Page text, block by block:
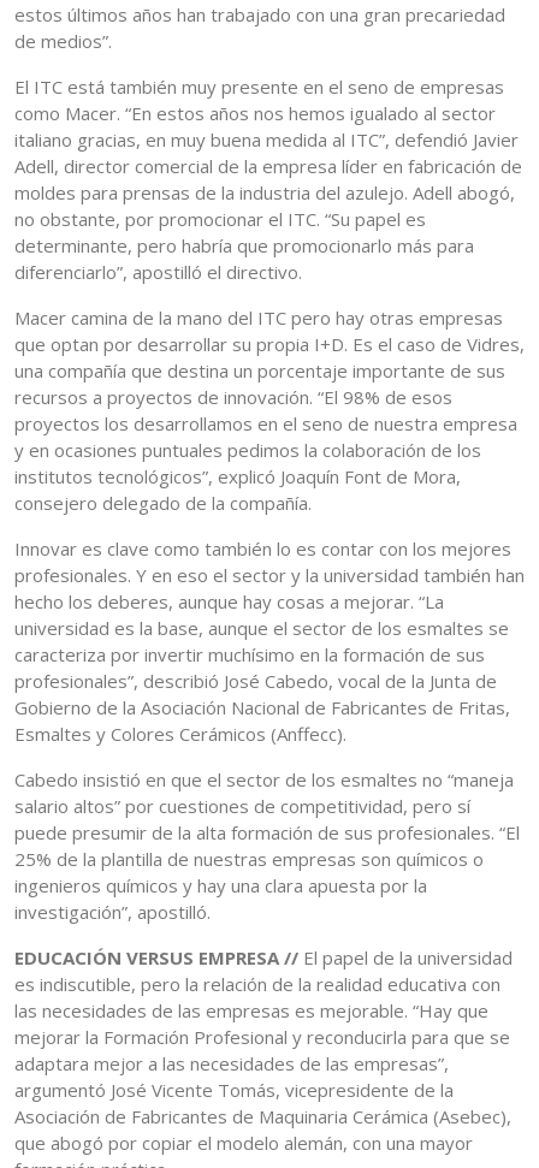
estos últimos años han trabajado con una gran precariedad
de medios”.
El ITC está también muy presente en el seno de empresas
como Macer. “En estos años nos hemos igualado al sector
italiano gracias, en muy buena medida al ITC”, defendió Javier
Adell, director comercial de la empresa líder en fabricación de
moldes para prensas de la industria del azulejo. Adell abogó,
no obstante, por promocionar el ITC. “Su papel es
determinante, pero habría que promocionarlo más para
diferenciarlo”, apostilló el directivo.
Macer camina de la mano del ITC pero hay otras empresas
que optan por desarrollar su propia I+D. Es el caso de Vidres,
una compañía que destina un porcentaje importante de sus
recursos a proyectos de innovación. “El 98% de esos
proyectos los desarrollamos en el seno de nuestra empresa
y en ocasiones puntuales pedimos la colaboración de los
institutos tecnológicos”, explicó Joaquín Font de Mora,
consejero delegado de la compañía.
Innovar es clave como también lo es contar con los mejores
profesionales. Y en eso el sector y la universidad también han
hecho los deberes, aunque hay cosas a mejorar. “La
universidad es la base, aunque el sector de los esmaltes se
caracteriza por invertir muchísimo en la formación de sus
profesionales”, describió José Cabedo, vocal de la Junta de
Gobierno de la Asociación Nacional de Fabricantes de Fritas,
Esmaltes y Colores Cerámicos (Anffecc).
Cabedo insistió en que el sector de los esmaltes no “maneja
salario altos” por cuestiones de competitividad, pero sí
puede presumir de la alta formación de sus profesionales. “El
25% de la plantilla de nuestras empresas son químicos o
ingenieros químicos y hay una clara apuesta por la
investigación”, apostilló.
EDUCACIÓN VERSUS EMPRESA // El papel de la universidad
es indiscutible, pero la relación de la realidad educativa con
las necesidades de las empresas es mejorable. “Hay que
mejorar la Formación Profesional y reconducirla para que se
adaptara mejor a las necesidades de las empresas”,
argumentó José Vicente Tomás, vicepresidente de la
Asociación de Fabricantes de Maquinaria Cerámica (Asebec),
que abogó por copiar el modelo alemán, con una mayor